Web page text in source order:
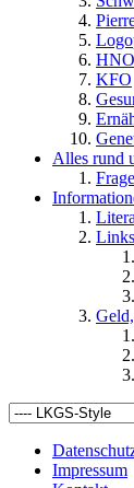
HNO
KFO
Alles rund
Impressum